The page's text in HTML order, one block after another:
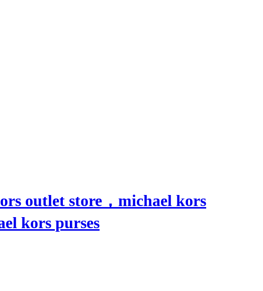
outlet store，michael kors
kors purses